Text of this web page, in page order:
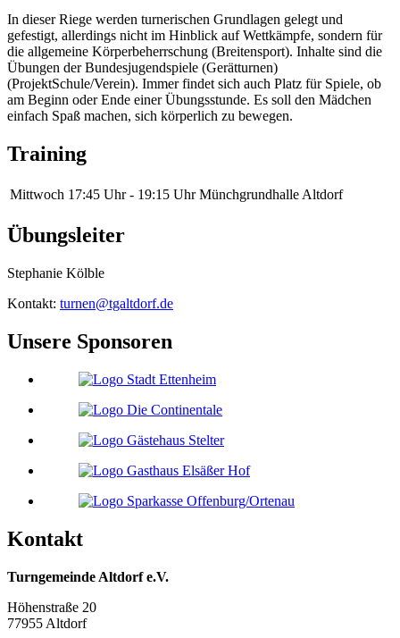
In dieser Riege werden turnerischen Grundlagen gelegt und
gefestigt, allerdings nicht im Hinblick auf Wettkämpfe, sondern für
die allgemeine Körperbeherrschung (Breitensport). Inhalte sind die
Übungen der Bundesjugendspiele (Gerätturnen)
(ProjektSchule/Verein). Immer findet sich auch Platz für Spiele, ob
am Beginn oder Ende einer Übungsstunde. Es soll den Mädchen
einfach Spaß machen, sich körperlich zu bewegen.
Training
Mittwoch 17:45 Uhr - 19:15 Uhr Münchgrundhalle Altdorf
Übungsleiter
Stephanie Kölble
Kontakt: turnen@tgaltdorf.de
Unsere Sponsoren
Kontakt
Turngemeinde Altdorf e.V.
Höhenstraße 20
77955 Altdorf